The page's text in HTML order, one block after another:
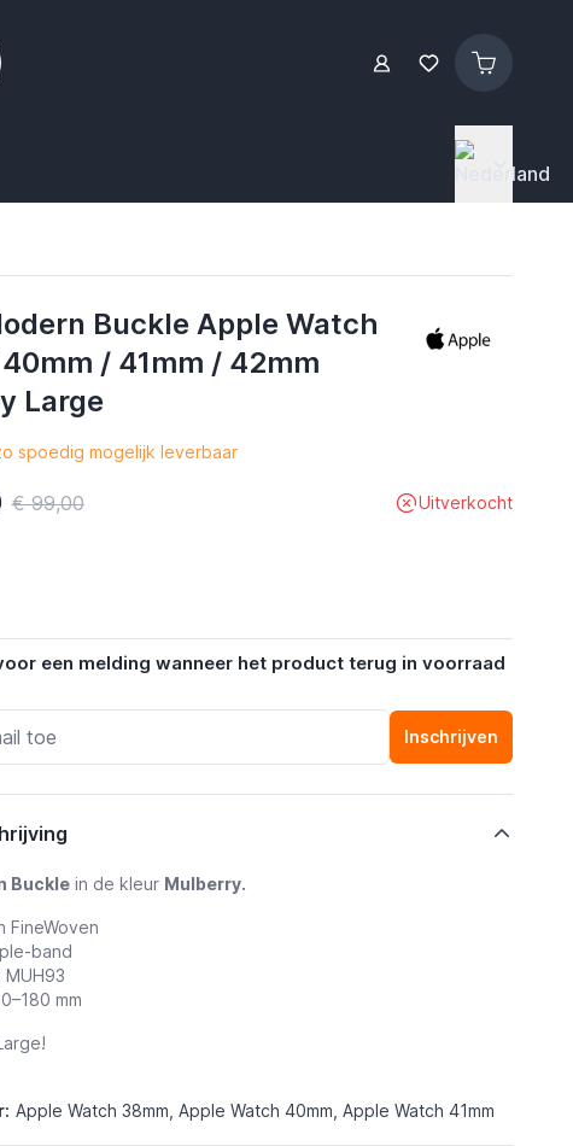
Buckle Apple Watch
/ 41mm / 42mm
Large
spoedig mogelijk leverbaar
€ 99,00 Uitverkocht
een melding wanneer het product terug in voorraad
Inschrijven
Bucklein de kleur Mulberry.
FineWoven
band
mm
Apple Watch 38mm, Apple Watch 40mm, Apple Watch 41mm